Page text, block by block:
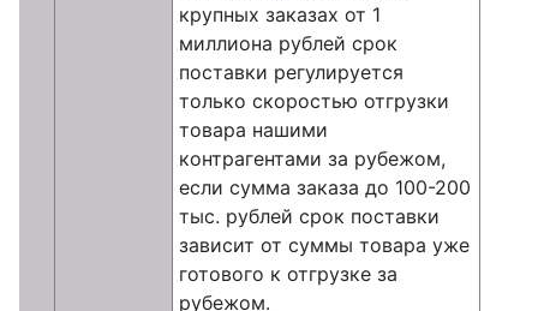
крупных заказах от 1
миллиона рублей срок
поставки регулируется
только скоростью отгрузки
товара нашими
контрагентами за рубежом,
если сумма заказа до 100-200
тыс. рублей срок поставки
зависит от суммы товара уже
готового к отгрузке за
рубежом.